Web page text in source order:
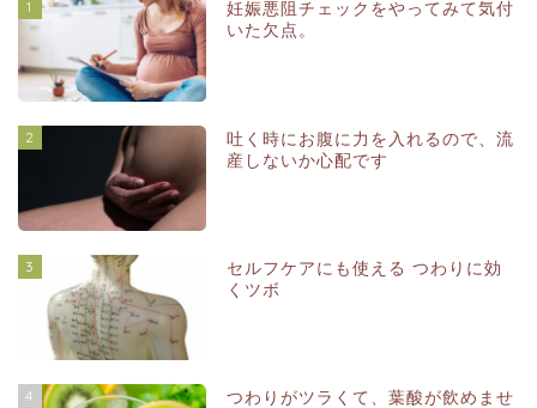
1
妊娠悪阻チェックをやってみて気付
いた欠点。
2
吐く時にお腹に力を入れるので、流
産しないか心配です
3
セルフケアにも使える つわりに効
くツボ
4
つわりがツラくて、葉酸が飲めませ